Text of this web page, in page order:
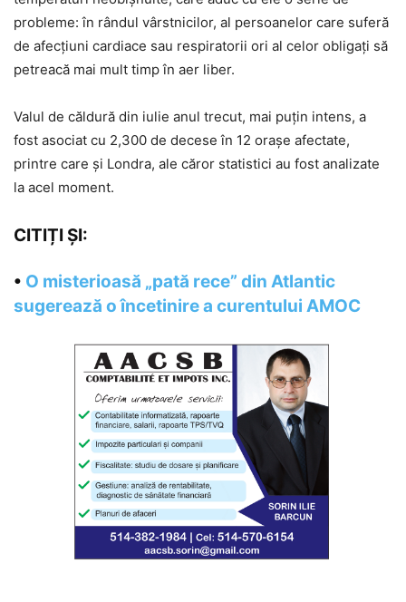
probleme: în rândul vârstnicilor, al persoanelor care suferă
de afecțiuni cardiace sau respiratorii ori al celor obligați să
petreacă mai mult timp în aer liber.
Valul de căldură din iulie anul trecut, mai puțin intens, a
fost asociat cu 2,300 de decese în 12 orașe afectate,
printre care și Londra, ale căror statistici au fost analizate
la acel moment.
CITIȚI ȘI:
• O misterioasă „pată rece” din Atlantic
sugerează o încetinire a curentului AMOC